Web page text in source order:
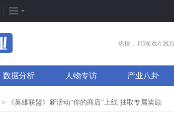
新闻周刊
新游竞速
发号排行
热门专区
我是皇
太极崛起
龙之女神
热搜： H5游戏在线
数据分析 人物专访 产业八卦
> 《英雄联盟》新活动“你的商店”上线 抽取专属奖励